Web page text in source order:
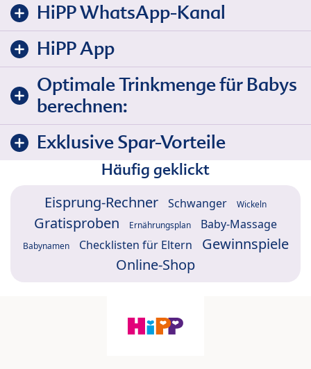
HiPP WhatsApp-Kanal
HiPP App
Optimale Trinkmenge für Babys
berechnen:
Exklusive Spar-Vorteile
Häufig geklickt
Eisprung-Rechner Schwanger Wickeln
Gratisproben Ernährungsplan Baby-Massage
Babynamen Checklisten für Eltern
Gewinnspiele
Online-Shop